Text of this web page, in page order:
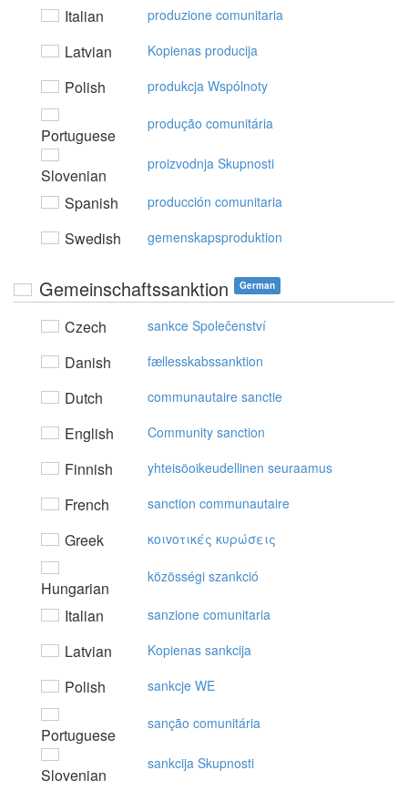
Italian produzione comunitaria
Latvian Kopienas producija
Polish produkcja Wspólnoty
Portuguese
produção comunitária
Slovenian
proizvodnja Skupnosti
Spanish producción comunitaria
Swedish gemenskapsproduktion
Gemeinschaftssanktion German
Czech sankce Společenství
Danish fællesskabssanktion
Dutch communautaire sanctie
English Community sanction
Finnish yhteisöoikeudellinen seuraamus
French sanction communautaire
Greek κoιvoτικές κυρώσεις
Hungarian
közösségi szankció
Italian sanzione comunitaria
Latvian Kopienas sankcija
Polish sankcje WE
Portuguese
sanção comunitária
Slovenian
sankcija Skupnosti